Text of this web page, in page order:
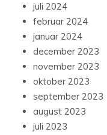
juli 2024
februar 2024
januar 2024
december 2023
november 2023
oktober 2023
september 2023
august 2023
juli 2023